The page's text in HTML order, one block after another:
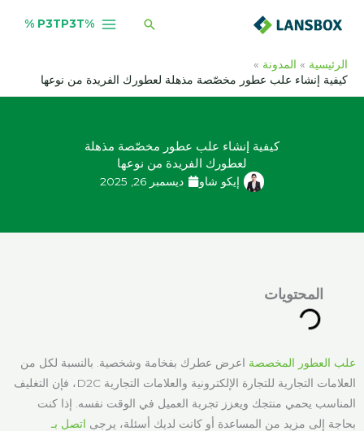
البحث %P3TP3T %
الرئيسية
المدونة
كيفية إنشاء علب عطور مخصّصة مذهلة لعطورك الفريدة من نوعها
كيفية إنشاء علب عطور مخصّصة مذهلة
لعطورك الفريدة من نوعها
إيكو شاو ديسمبر 26, 2025
المحتويات
علب العطور المخصصة اعرض عطرك بفخامة وشخصية. بالنسبة لكل من
العلامات التجارية للتجارة الإلكترونية والعلامات التجارية D2C، فإن التغليف
المناسب يحمي منتجك ويعزز تجربة العميل في الوقت نفسه. إذا كنت
بحاجة إلى مزيد من المساعدة أو كانت لديك أسئلة، يرجى اتصل بـ